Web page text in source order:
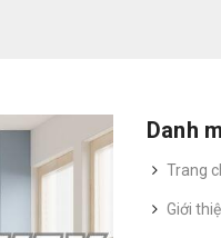
Danh
Trang
Giới